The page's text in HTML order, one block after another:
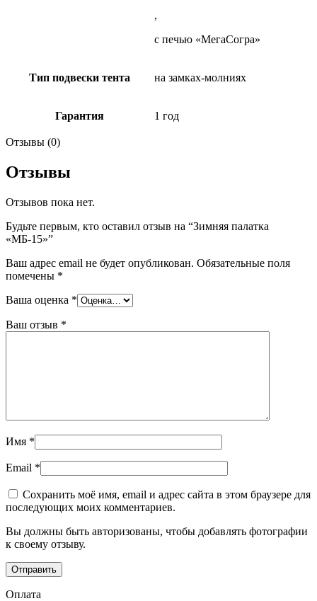
,
с печью «МегаСогра»
Тип подвески тента на замках-молниях
Гарантия 1 год
Отзывы (0)
Отзывы
Отзывов пока нет.
Будьте первым, кто оставил отзыв на “Зимняя палатка
«МБ-15»”
Ваш адрес email не будет опубликован. Обязательные поля
помечены *
Ваша оценка *
Ваш отзыв *
Имя *
Email *
Сохранить моё имя, email и адрес сайта в этом браузере для
последующих моих комментариев.
Вы должны быть авторизованы, чтобы добавлять фотографии
к своему отзыву.
Оплата